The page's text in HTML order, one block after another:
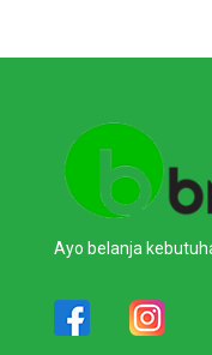
Ayo belanja